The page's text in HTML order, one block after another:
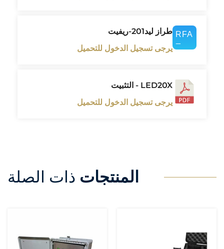
طراز ليد201-ريفيت
يرجى تسجيل الدخول للتحميل
LED20X - التثبيت
يرجى تسجيل الدخول للتحميل
المنتجات ذات الصلة